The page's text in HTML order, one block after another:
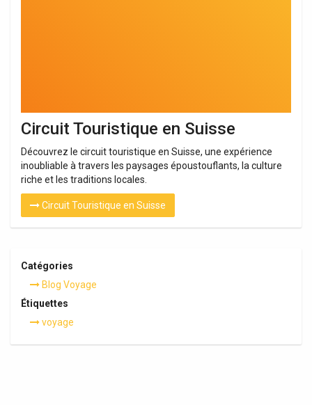
Circuit Touristique en Suisse
Découvrez le circuit touristique en Suisse, une expérience
inoubliable à travers les paysages époustouflants, la culture
riche et les traditions locales.
Circuit Touristique en Suisse
Catégories
Blog Voyage
Étiquettes
voyage